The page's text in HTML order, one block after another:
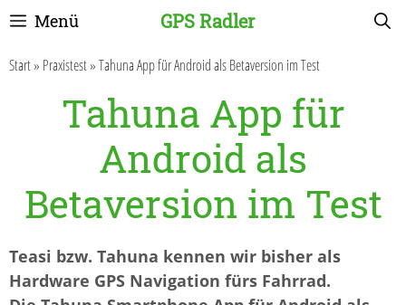
Zum
springen
GPS Radler
Menü
Start» Praxistest»Tahuna App für Android als Betaversion im Test
Tahuna App für
Android als
Betaversion im Test
Teasi bzw. Tahuna kennen wir bisher als
Hardware GPS Navigation fürs Fahrrad.